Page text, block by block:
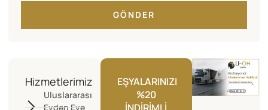
GÖNDER
Hizmetlerimiz
Uluslararası
Evden Eve
EŞYALARINIZI
%20